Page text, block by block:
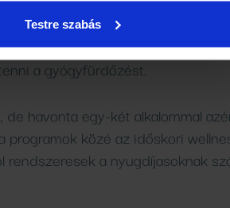
Testre szabás
ha van rá lehetőség, idősödőként
a gyógyfürdőzést.
de havonta egy-két alkalommal
programok közé az időskori
rendszeresek a nyugdíjasoknak